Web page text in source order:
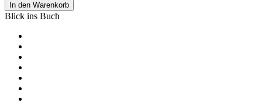
In den Warenkorb
Blick ins Buch